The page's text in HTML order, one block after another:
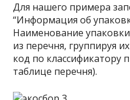
Для нашего примера
“Информация об
Наименование
из перечня, группируя
код по классификатору
таблице перечня).